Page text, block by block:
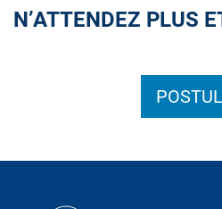
N’ATTENDEZ PLUS